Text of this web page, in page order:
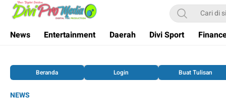
Divi Pro Media
News and Media
News Entertainment Daerah Divi Sport
Beranda Login Buat Tulisan
NEWS